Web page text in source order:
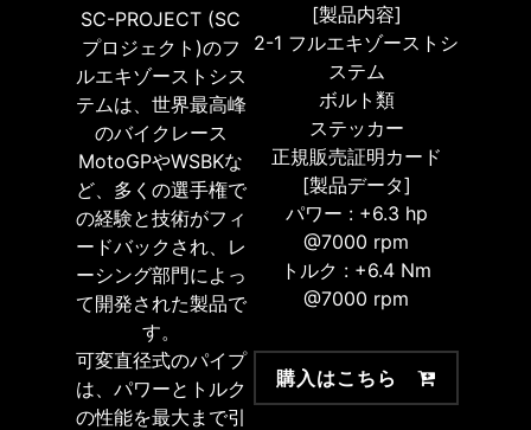
SC-PROJECT (SC
プロジェクト)のフ
ルエキゾーストシス
テムは、世界最高峰
のバイクレース
MotoGPやWSBKな
ど、多くの選手権で
の経験と技術がフィ
ードバックされ、レ
ーシング部門によっ
て開発された製品で
す。
可変直径式のパイプ
は、パワーとトルク
の性能を最大まで引
[製品内容]
2-1 フルエキゾーストシ
ステム
ボルト類
ステッカー
正規販売証明カード
[製品データ]
パワー : +6.3 hp
@7000 rpm
トルク : +6.4 Nm
@7000 rpm
購入はこちら